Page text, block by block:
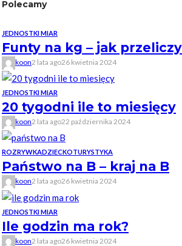
Polecamy
JEDNOSTKI MIAR
Funty na kg – jak
koon2 lata ago26 kwietnia 2024
JEDNOSTKI MIAR
20 tygodni ile to miesięcy
koon2 lata ago22 października 2024
ROZRYWKADZIECKOTURYSTYKA
Państwo na B – kraj na B
koon2 lata ago26 kwietnia 2024
JEDNOSTKI MIAR
Ile godzin ma rok?
koon2 lata ago26 kwietnia 2024